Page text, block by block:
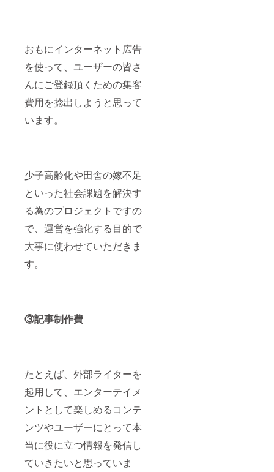
おもにインターネット広告
を使って、ユーザーの皆さ
んにご登録頂くための集客
費用を捻出しようと思って
います。
少子高齢化や田舎の嫁不足
といった社会課題を解決す
る為のプロジェクトですの
で、運営を強化する目的で
大事に使わせていただきま
す。
③記事制作費
たとえば、外部ライターを
起用して、エンターテイメ
ントとして楽しめるコンテ
ンツやユーザーにとって本
当に役に立つ情報を発信し
ていきたいと思っていま